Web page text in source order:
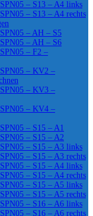
– S13 – A4 links
– S13 – A4 rechts
– AH – S5
– AH – S6
– F2 –
– KV2 –
– KV3 –
– KV4 –
– S15 – A1
– S15 – A2
– S15 – A3 links
– S15 – A3 rechts
– S15 – A4 links
– S15 – A4 rechts
– S15 – A5 links
– S15 – A5 rechts
– S16 – A6 links
– S16 – A6 rechts